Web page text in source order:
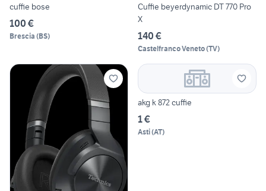
cuffie bose
100 €
Brescia (BS)
Cuffie beyerdynamic DT 770 Pro
X
140 €
Castelfranco Veneto(TV)
akg k 872 cuffie
1 €
Asti(AT)